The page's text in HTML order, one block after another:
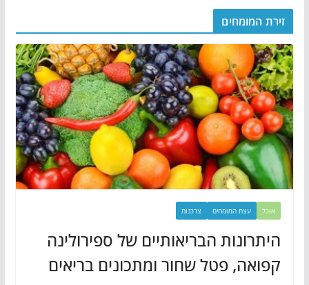
זירת המומחים
אוכל עצת המומחים צרכנות
היתרונות הבריאותיים של ספירולינה
קפואה, פטל שחור ומתכונים בריאים